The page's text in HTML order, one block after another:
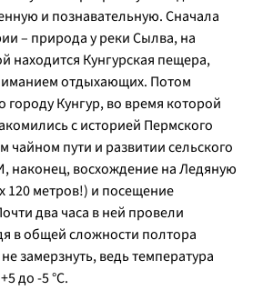
и познавательную. Сначала
– природа у реки Сылва, на
находится Кунгурская пещера,
отдыхающих. Потом
городу Кунгур, во время которой
с историей Пермского
чайном пути и развитии сельского
наконец, восхождение на Ледяную
120 метров!) и посещение
два часа в ней провели
в общей сложности полтора
замерзнуть, ведь температура
до -5 °C.